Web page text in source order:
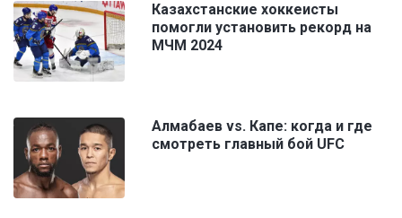
Казахстанские хоккеисты
помогли установить рекорд на
МЧМ 2024
Алмабаев vs. Капе: когда и где
смотреть главный бой UFC